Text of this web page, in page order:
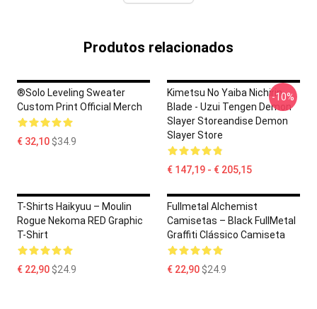
Produtos relacionados
®Solo Leveling Sweater
Custom Print Official Merch
€ 32,10$34.9
Kimetsu No Yaiba Nichirin
Blade - Uzui Tengen Demon
Slayer Storeandise Demon
Slayer Store
€ 147,19 - € 205,15
-10%
T-Shirts Haikyuu – Moulin
Rogue Nekoma RED Graphic
T-Shirt
€ 22,90$24.9
Fullmetal Alchemist
Camisetas – Black FullMetal
Graffiti Clássico Camiseta
€ 22,90$24.9